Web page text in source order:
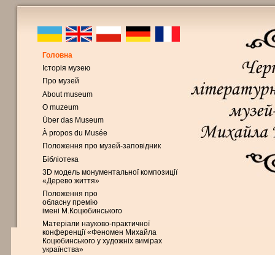
Головна
Історія музею
Про музей
About museum
O muzeum
Über das Museum
À propos du Musée
Положення про музей-заповідник
Бібліотека
3D модель монументальної композиції
«Дерево життя»
Положення про
обласну премію
імені М.Коцюбинського
Матеріали науково-практичної
конференції «Феномен Михайла
Коцюбинського у художніх вимірах
українства»